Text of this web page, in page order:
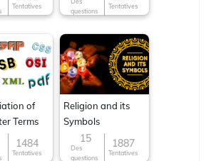
Tentatives
questions
Tentatives
of
Terms
1484
Tentatives
Religion and its
Symbols
15
Des
questions
1887
Tentatives